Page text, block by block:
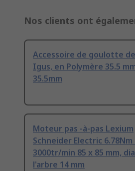
Nos clients ont
Accessoire de goulotte
Igus, en Polymère 35.5
35.5mm
Moteur pas -à-pas Lexium
Schneider Electric 6.78Nm
3000tr/min 85 x 85 mm,
l'arbre 14 mm